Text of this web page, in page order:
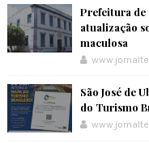
Prefeitura de
atualização
maculosa
São José de
do Turismo